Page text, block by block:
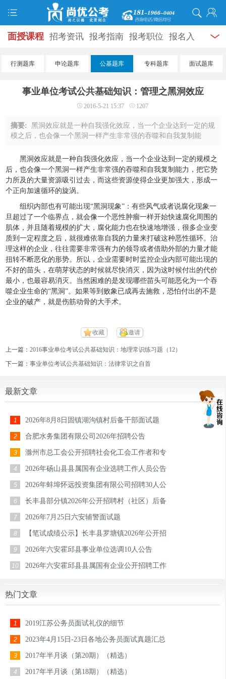
面授课程 招考资讯 报考指南 报考职位 报名入
口 打准考证 成绩查询 面试公告 录用公示 辅导
学员风采 名师团队
服务信息
行测题库 申论题库 公基题库 专科题库 面试题库
事业单位考试公共基础知识：管理之黑洞效应
2016-5-21 15:37 1207
摘要:黑洞效应就是一种自我强化效应，当一个企业达到一定的规
模之后，也会像一个黑洞一样产生非常强的吞噬和自我复制能
加强大，形成一个正向加速循环的旋涡。组 ...
黑洞效应就是一种自我强化效应，当一个企业达到一定的规模之
后，也会像一个黑洞一样产生非常强的吞噬和自我复制能力，把它势
力所及的大量资源吸引过去，而这些资源使得企业更加强大，形成一
个正向加速循环的旋涡。
组织内部也有可能出现“黑洞现象”：有些风气或者说腐化现象一
旦超过了一个临界点，就会像一个恶性肿瘤一样开始快速腐化周围的
肌体，并且随着规模的扩大，腐化能力也在快速地增强，很多企业变
质到一定程度之后，就很难依靠自我的力量来打破这种恶性循环。治
理这样的企业，往往需要非常强有力的领导或者借助外部的力量才能
扭转不断恶化的形势。所以，企业需要时时监控企业内部可能出现的
不好的苗头，在萌芽状态的时候就尽快消灭，因为这时候付出的代价
最小，也最容易消灭。当然困难的是发现哪些苗头可能恶化为一个吞
噬企业生命的“黑洞”。如果等到败象已成再去施救，恐怕付出的不是
企业的破产，就是伤筋动骨的大手术。
收藏 邀请
上一篇：2016事业单位考试公共基础知识：地理常识练习题（12）
下一篇：事业单位考试公共基础知识：法律常识之自首
最新文章
1 2026年8月8日固镇湖沟镇村后备干部面试题
2 合肥水务集团有限公司2026年招聘公告
3 滁州市总工会公开招聘社会化工会工作者和专
4 2026年砀山县县属国有企业选聘工作人员公告
5 2026年蚌埠怀远投资集团有限公司招聘30人公
6 长丰县部分镇2026年公开招聘村（社区）后备
7 2026年7月25日六安辅警面试题
8 【笔试成绩公示】长丰县罗塘镇2026年公开招
9 2026年六安霍邱县事业单位选调10人公告
10 2026年六安霍邱县县属国有企业公开招聘工作
热门文章
1 2019江苏公务员面试礼仪的细节
2 2023年4月15日-23日各地公务员面试真题汇总
3 2017年半月谈（第20期）（精选）
4 2017年半月谈（第18期）（精选）